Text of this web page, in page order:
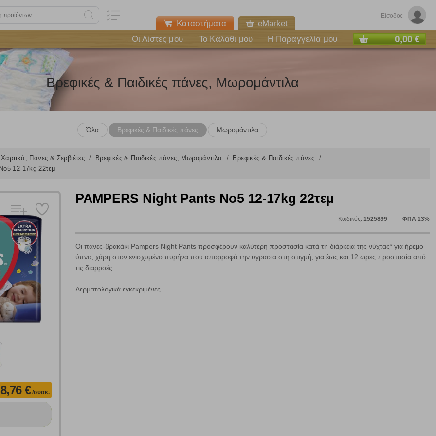
Είσοδος
Καταστήματα
eMarket
Οι Λίστες μου Το Καλάθι μου Η Παραγγελία μου 0,00 €
Βρεφικές & Παιδικές πάνες, Μωρομάντιλα
Όλα Βρεφικές & Παιδικές πάνες Μωρομάντιλα
Χαρτικά, Πάνες & Σερβιέτες Βρεφικές & Παιδικές πάνες, Μωρομάντιλα
Βρεφικές & Παιδικές πάνες
12-17kg 22τεμ
8,76 €/συσκ.
PAMPERS Night Pants Νο5 12-17kg 22τεμ
Κωδικός: 1525899 ΦΠΑ 13%
Οι πάνες-βρακάκι Pampers Night Pants προσφέρουν καλύτερη προστασία κατά τη διάρκεια της νύχτας* για ήρεμο
ύπνο, χάρη στον ενισχυμένο πυρήνα που απορροφά την υγρασία στη στιγμή, για έως και 12 ώρες προστασία από
τις διαρροές.
Δερματολογικά εγκεκριμένες.
Πολλαπλή αναζήτηση
Χρησιμοποιήστε τη για πιο γρήγορη αναζήτηση προϊόντων.
Γράψτε τα προϊόντα που επιθυμείτε, με κόμμα ανάμεσά τους, και κάντε
κλικ στο κουμπί "Αναζήτηση". Θα εμφανιστούν αποτελέσματα από
όλες τις Κατηγορίες και για κάθε προϊόν.
αυτόματα δεδομένα σύνδεσης και πληροφορίες σχετικές με την περιήγησή σας, οι οποίες είναι μη εξατομικευμένες και σπάνια
την ταυτότητά σας. Τα cookies είναι μικρά αρχεία κειμένου τα οποία, μέσω του προγράμματος περιήγησης εγκαθίστανται στον
στην ιστοσελίδα και βελτιώνοντας την εμπειρία περιήγησης ή, εφ΄ όσον το επιλέξετε, απομνημονεύοντας τις προτιμήσεις
λειτουργία του ιστότοπου είναι η μόνη ενεργοποιημένη. Έχετε τη δυνατότητα να επιλέξετε τις λοιπές κατηγορίες κάνοντας κλικ στο
θα πρέπει να γνωρίζετε ότι αποκλεισμός ορισμένων κατηγοριών αρχείων cookies, μπορεί να επηρεάσει την εμπειρία της περιήγησής
λειτουργιών και εξατομίκευσης, όπως π.χ. ζωντανή συνομιλία. Μπορούν να ορισθούν από εμάς ή /και από τρίτους παρόχους, των
αποδοχή αυτής της κατηγορίας cookies, ορισμένες ή όλες από αυτές τις λειτουργίες ενδέχεται να μην λειτουργούν σωστά.